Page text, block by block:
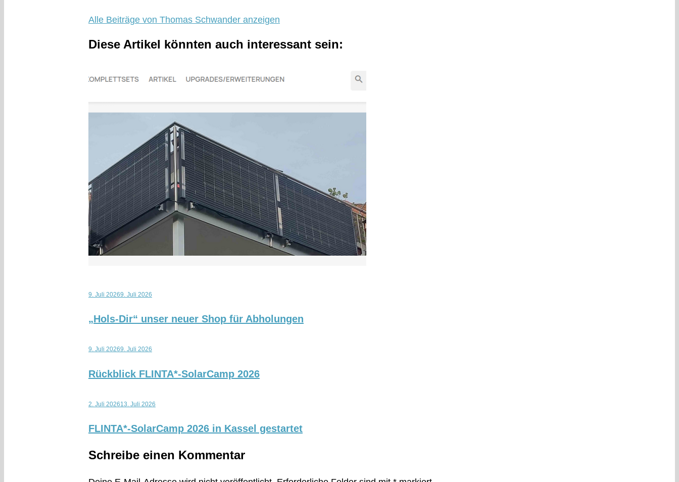
Alle Beiträge von Thomas Schwander anzeigen
Diese Artikel könnten auch interessant sein:
9. Juli 20269. Juli 2026
„Hols-Dir“ unser neuer Shop für Abholungen
9. Juli 20269. Juli 2026
Rückblick FLINTA*-SolarCamp 2026
2. Juli 202613. Juli 2026
FLINTA*-SolarCamp 2026 in Kassel gestartet
Schreibe einen Kommentar